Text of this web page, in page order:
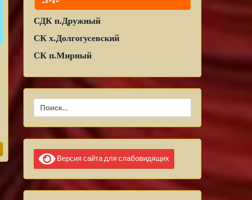
СДК п.Дружный
СК х.Долгогусевский
СК п.Мирный
Найти:
Версия сайта для слабовидящих